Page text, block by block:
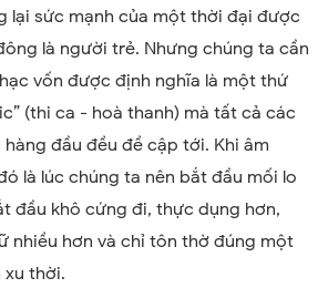
lại sức mạnh của một thời đại được
là người trẻ. Nhưng chúng ta cần
vốn được định nghĩa là một thứ
(thi ca - hoà thanh) mà tất cả các
đầu đều đề cập tới. Khi âm
là lúc chúng ta nên bắt đầu mối lo
đầu khô cứng đi, thực dụng hơn,
nhiều hơn và chỉ tôn thờ đúng một
xu thời.